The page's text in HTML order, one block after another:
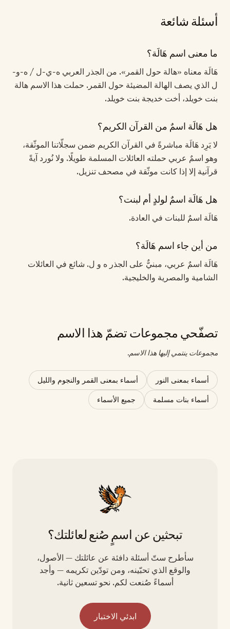
أسئلة شائعة
ما معنى اسم هَالَة؟
هَالَة معناه «هالة حول القمر». من الجذر العربي ه-ي-ل / ه-و-
ل الذي يصف الهالة المضيئة حول القمر. حملت هذا الاسم هالة
بنت خويلد، أخت خديجة بنت خويلد.
هل هَالَة اسمٌ من القرآن الكريم؟
لا يَرِد هَالَة مباشرةً في القرآن الكريم ضمن سجلّاتنا الموثّقة،
وهو اسمٌ عربي حملته العائلات المسلمة طويلًا. ولا نُورد آيةً
قرآنية إلا إذا كانت موثّقة في مصحف تنزيل.
هل هَالَة اسمٌ لولدٍ أم لبنت؟
هَالَة اسمٌ للبنات في العادة.
من أين جاء اسم هَالَة؟
هَالَة اسمٌ عربي، مبنيٌّ على الجذر ه و ل. شائع في العائلات
الشامية والمصرية والخليجية.
تصفّحي مجموعات تضمّ هذا الاسم
مجموعات ينتمي إليها هذا الاسم.
أسماء بمعنى النور أسماء بمعنى القمر والنجوم والليل
أسماء بنات مسلمة جميع الأسماء
تبحثين عن اسمٍ صُنع لعائلتك؟
سأطرح ستّ أسئلة دافئة عن عائلتك — الأصول،
والوقع الذي تحبّينه، ومن تودّين تكريمه — وأجد
أسماءً صُنعت لكم. نحو تسعين ثانية.
ابدئي الاختبار